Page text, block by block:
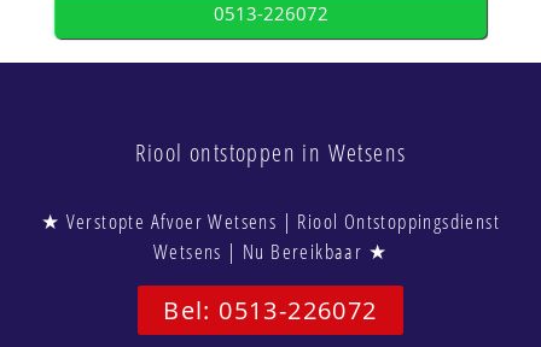
0513-226072
Riool ontstoppen in Wetsens
★ Verstopte Afvoer Wetsens | Riool Ontstoppingsdienst
Wetsens | Nu Bereikbaar ★
Bel: 0513-226072